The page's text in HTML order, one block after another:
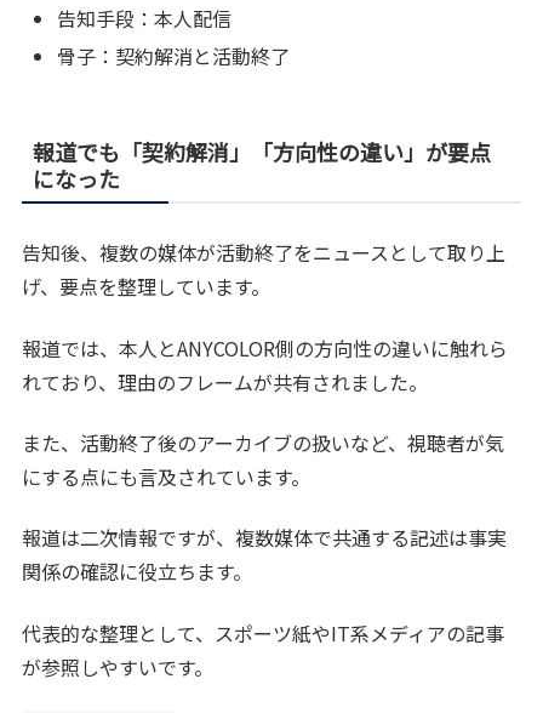
告知手段：本人配信
骨子：契約解消と活動終了
報道でも「契約解消」「方向性の違い」が要点
になった
告知後、複数の媒体が活動終了をニュースとして取り上
げ、要点を整理しています。
報道では、本人とANYCOLOR側の方向性の違いに触れら
れており、理由のフレームが共有されました。
また、活動終了後のアーカイブの扱いなど、視聴者が気
にする点にも言及されています。
報道は二次情報ですが、複数媒体で共通する記述は事実
関係の確認に役立ちます。
代表的な整理として、スポーツ紙やIT系メディアの記事
が参照しやすいです。